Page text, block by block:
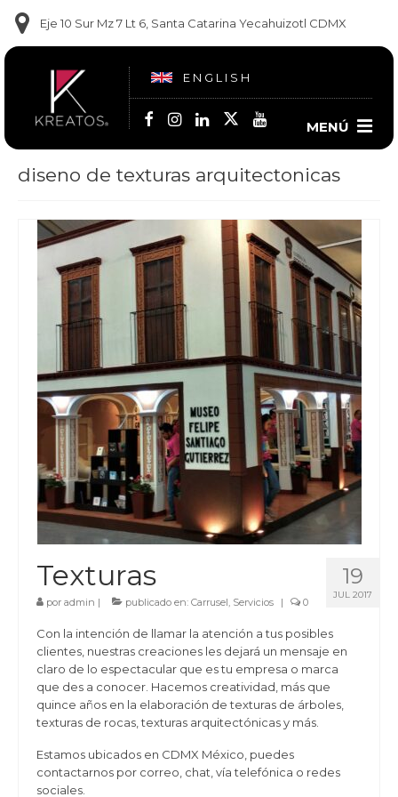
Eje 10 Sur Mz 7 Lt 6, Santa Catarina Yecahuizotl CDMX
ENGLISH
MENÚ
Contacto
(55) 5860-1682
(55) 6909-9102
diseno de texturas arquitectonicas
19
JUL 2017
Texturas
por admin | publicado en: Carrusel, Servicios | 0
Con la intención de llamar la atención a tus posibles
clientes, nuestras creaciones les dejará un mensaje en
claro de lo espectacular que es tu empresa o marca
que des a conocer. Hacemos creatividad, más que
quince años en la elaboración de texturas de árboles,
texturas de rocas, texturas arquitectónicas y más.
Estamos ubicados en CDMX México, puedes
contactarnos por correo, chat, vía telefónica o redes
sociales.